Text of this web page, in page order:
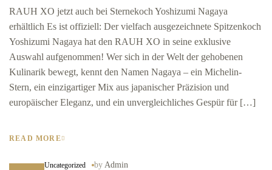
RAUH XO jetzt auch bei Sternekoch Yoshizumi Nagaya
erhältlich Es ist offiziell: Der vielfach ausgezeichnete Spitzenkoch
Yoshizumi Nagaya hat den RAUH XO in seine exklusive
Auswahl aufgenommen! Wer sich in der Welt der gehobenen
Kulinarik bewegt, kennt den Namen Nagaya – ein Michelin-
Stern, ein einzigartiger Mix aus japanischer Präzision und
europäischer Eleganz, und ein unvergleichliches Gespür für […]
READ MORE
Uncategorized by Admin